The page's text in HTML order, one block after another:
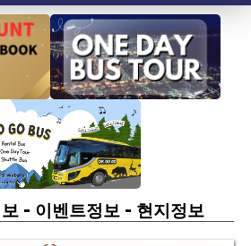
- 이벤트정보- 현지정보